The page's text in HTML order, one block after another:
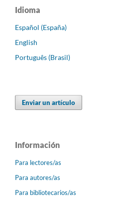
Idioma
Español (España)
English
Português (Brasil)
Enviar un artículo
Información
Para lectores/as
Para autores/as
Para bibliotecarios/as